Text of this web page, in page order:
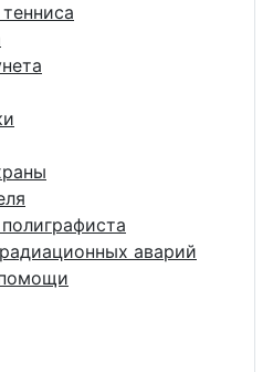
аварий